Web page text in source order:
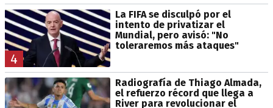
4
La FIFA se disculpó por el
intento de privatizar el
Mundial, pero avisó: "No
toleraremos más ataques"
Radiografía de Thiago Almada,
el refuerzo récord que llega a
River para revolucionar el